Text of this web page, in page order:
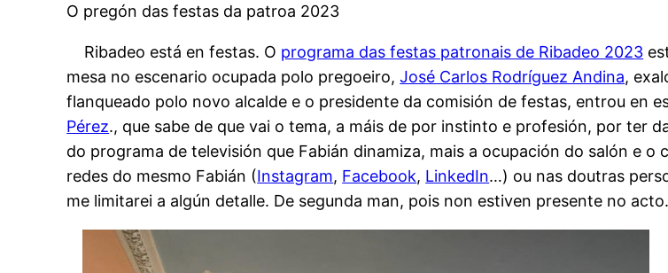
O pregón das festas da patroa 2023
Ribadeo está en festas. O programa das festas patronais de Ribadeo 2023
mesa no escenario ocupada polo pregoeiro,José Carlos Rodríguez Andina,
flanqueado polo novo alcalde e o presidente da comisión de festas, entrou en
Pérez., que sabe de que vai o tema, a máis de por instinto e profesión, por ter
do programa de televisión que Fabián dinamiza, mais a ocupación do salón e
redes do mesmo Fabián (Instagram, Facebook, LinkedIn…) ou nas doutras
me limitarei a algún detalle. De segunda man, pois non estiven presente no